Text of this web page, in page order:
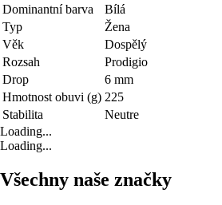
Dominantní barva
Bílá
Typ
Žena
Věk
Dospělý
Rozsah
Prodigio
Drop
6 mm
Hmotnost obuvi (g) 225
Stabilita
Neutre
Loading...
Loading...
Všechny naše značky